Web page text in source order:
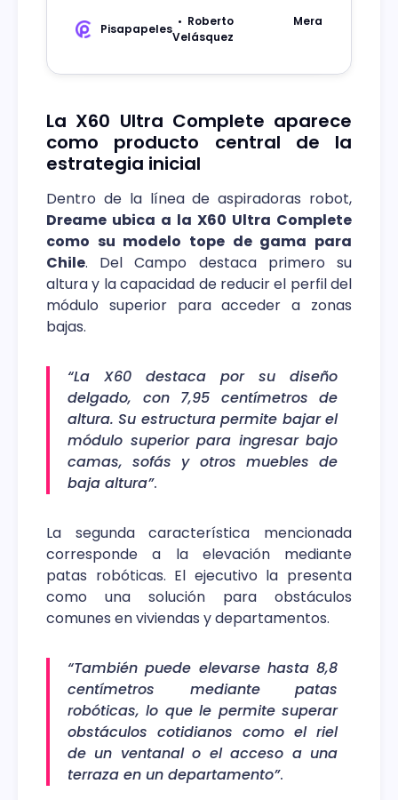
avanzada integración.
Pisapapeles
Roberto Mera
Velásquez
La X60 Ultra Complete aparece
como producto central de la
estrategia inicial
Dentro de la línea de aspiradoras robot,
Dreame ubica a la X60 Ultra Complete
como su modelo tope de gama para
Chile. Del Campo destaca primero su
altura y la capacidad de reducir el perfil del
módulo superior para acceder a zonas
bajas.
“La X60 destaca por su diseño
delgado, con 7,95 centímetros de
altura. Su estructura permite bajar el
módulo superior para ingresar bajo
camas, sofás y otros muebles de
baja altura”.
La segunda característica mencionada
corresponde a la elevación mediante
patas robóticas. El ejecutivo la presenta
como una solución para obstáculos
comunes en viviendas y departamentos.
“También puede elevarse hasta 8,8
centímetros mediante patas
robóticas, lo que le permite superar
obstáculos cotidianos como el riel
de un ventanal o el acceso a una
terraza en un departamento”.